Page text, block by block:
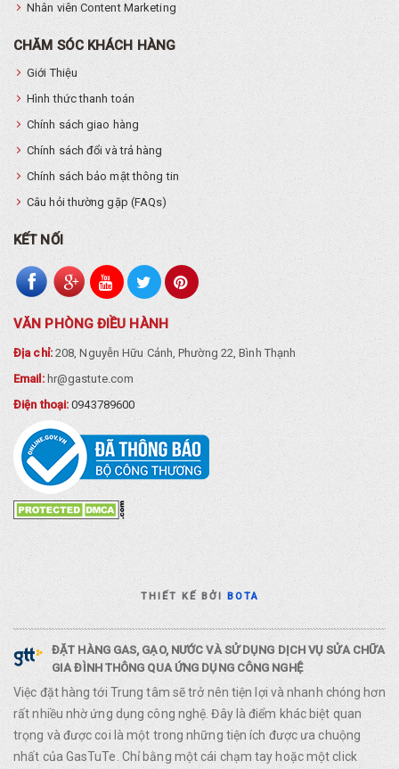
Nhân viên Content Marketing
CHĂM SÓC KHÁCH HÀNG
Giới Thiệu
Hình thức thanh toán
Chính sách giao hàng
Chính sách đổi và trả hàng
Chính sách bảo mật thông tin
Câu hỏi thường gặp (FAQs)
KẾT NỐI
VĂN PHÒNG ĐIỀU HÀNH
Địa chỉ:208, Nguyễn Hữu Cảnh, Phường 22, Bình Thạnh
Email:hr@gastute.com
Điện thoại:0943789600
THIẾT KẾ BỞIBOTA
ĐẶT HÀNG GAS, GẠO, NƯỚC VÀ SỬ DỤNG DỊCH VỤ SỬA CHỮA
GIA ĐÌNH THÔNG QUA ỨNG DỤNG CÔNG NGHỆ
Việc đặt hàng tới Trung tâm sẽ trở nên tiện lợi và nhanh chóng hơn
rất nhiều nhờ ứng dụng công nghệ. Đây là điểm khác biệt quan
trọng và được coi là một trong những tiện ích được ưa chuộng
nhất của GasTuTe. Chỉ bằng một cái chạm tay hoặc một click